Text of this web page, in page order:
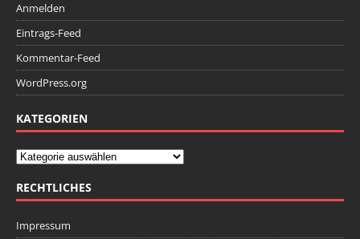
Anmelden
Eintrags-Feed
Kommentar-Feed
WordPress.org
KATEGORIEN
RECHTLICHES
Impressum